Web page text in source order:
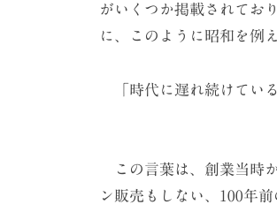
がいくつか掲載されてお
に、このように昭和を例
「時代に遅れ続けてい
（一澤信
この言葉は、創業当時
ン販売もしない、100年